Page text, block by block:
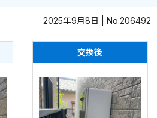
2025年9月8日 | No.206492
交換後